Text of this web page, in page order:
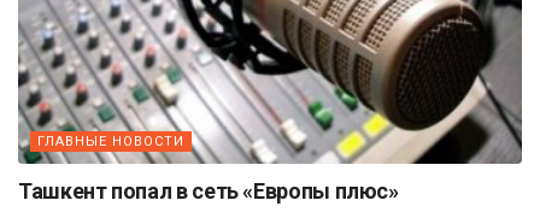
ГЛАВНЫЕ НОВОСТИ
Ташкент попал в сеть «Европы плюс»